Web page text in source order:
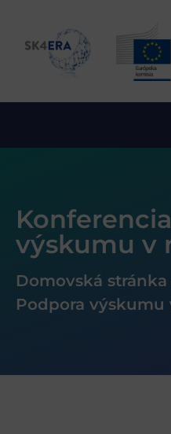
výskumu v
Domovská stránka
Podpora výskumu